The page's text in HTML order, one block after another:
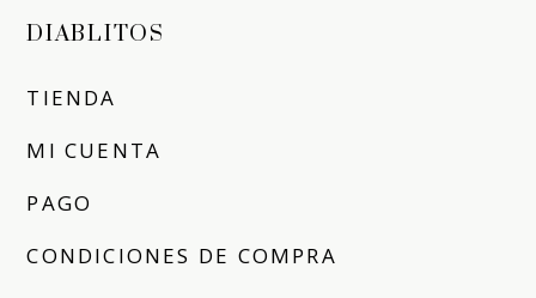
DIABLITOS
TIENDA
MI CUENTA
PAGO
CONDICIONES DE COMPRA